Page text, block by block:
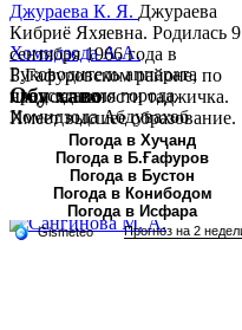
Хомидзода А.А.
Руководитель аппарата
председателя города
Хомидзода Абдувахоб
Абдумаджид родился 8
июня 1978 года в городе
Худжанде. По
национальности...
Джураева К. Я. Джураева
Кибриё Яхяевна. Родилась 9
сентября 1966 года в
Б.Гафуровском районе, по
национальности таджичка.
Имеет высшее образование.
В 1997 ...
Обу хаво
Погода в Хуҷанд
Погода в Б.Ғафуров
Погода в Бустон
Погода в Конибодом
Погода в Исфара